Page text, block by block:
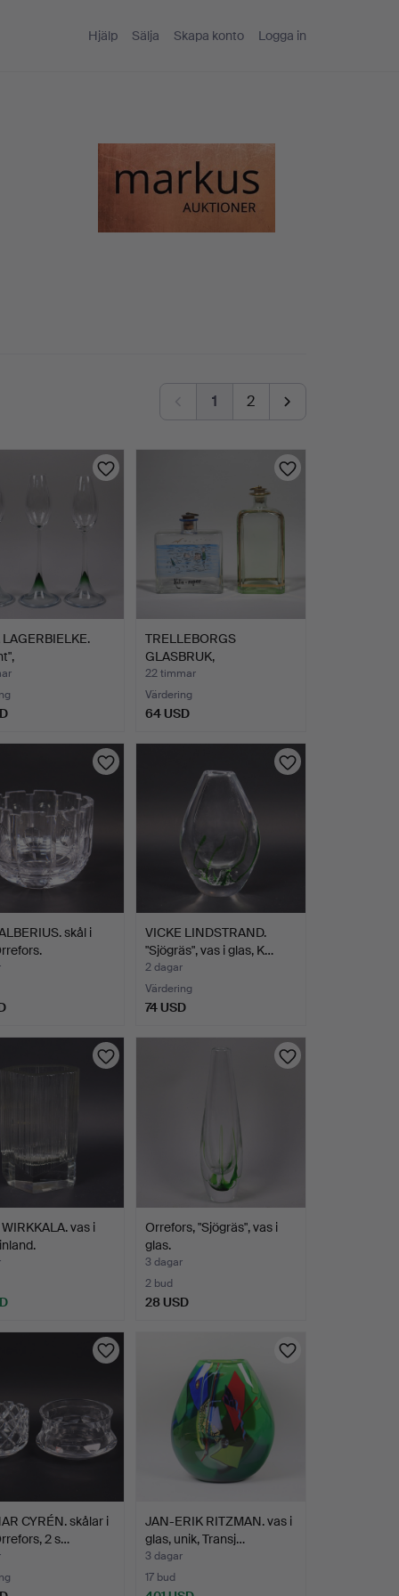
Hjälp Sälja Skapa konto Logga in
1 2
LAGERBIELKE.
TRELLEBORGS
GLASBRUK,
brännvinsflaskor, 19…
22 timmar
Värdering
64 USD
skål i
VICKE LINDSTRAND.
"Sjögräs", vas i glas, K…
2 dagar
Värdering
74 USD
vas i
Orrefors, "Sjögräs", vas i
glas.
3 dagar
2 bud
28 USD
CYRÉN. skålar i
2 s…
JAN-ERIK RITZMAN. vas i
glas, unik, Transj…
3 dagar
17 bud